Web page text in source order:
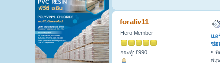
foraliv11
Hero Member
กระทู้: 8990
แอ
ซ่อ
« ต
พฤ